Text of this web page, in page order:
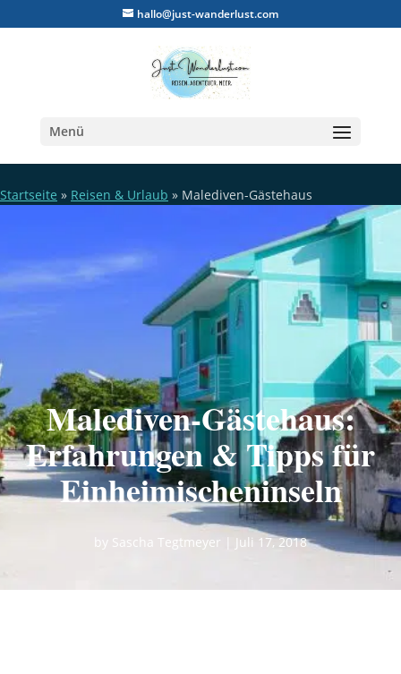
hallo@just-wanderlust.com
Menü
Startseite » Reisen & Urlaub » Malediven-Gästehaus
Malediven-Gästehaus:
Erfahrungen & Tipps für
Einheimischeninseln
by Sascha Tegtmeyer | Juli 17, 2018